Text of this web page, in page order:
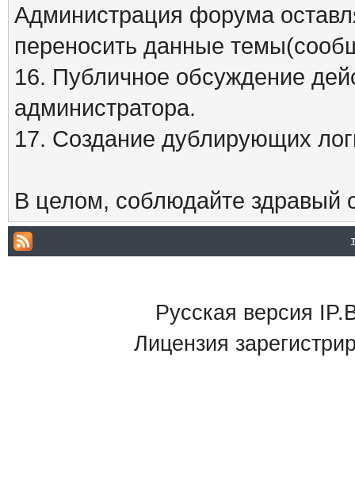
Администрация форума
переносить данные
16. Публичное обсуждение
администратора.
17. Создание дублирующих
В целом, соблюдайте здравый
Русская версия
Лицензия